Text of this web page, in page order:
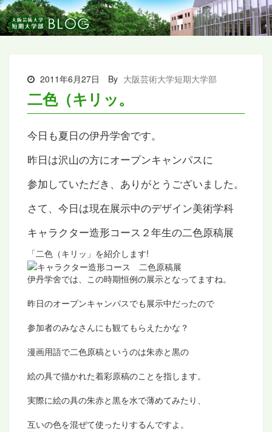
2011年6月27日 By 大阪芸術大学短期大学部
二色（キリッ。
今日も夏日の伊丹学舍です。
昨日は沢山の方にオープンキャンパスに
参加していただき、ありがとうございました。
さて、今日は現在展示中のデザイン美術学科
キャラクター造形コース２年生の二色原稿展
「二色（キリッ」を紹介します!
伊丹学舍では、この時期恒例の展示となってますね。
昨日のオープンキャンパスでも展示中だったので
参加者のみなさんにも観てもらえたかな？
漫画用語で二色原稿というのは朱赤と黒の
絵の具で描かれた着彩原稿のことを指します。
実際に絵の具の朱赤と黒を水で薄めてみたり、
互いの色を混ぜて使ったりするんですよ。